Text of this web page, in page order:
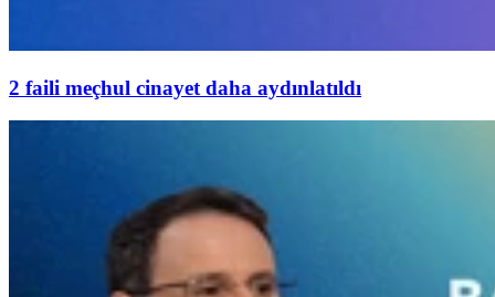
2 faili meçhul cinayet daha aydınlatıldı